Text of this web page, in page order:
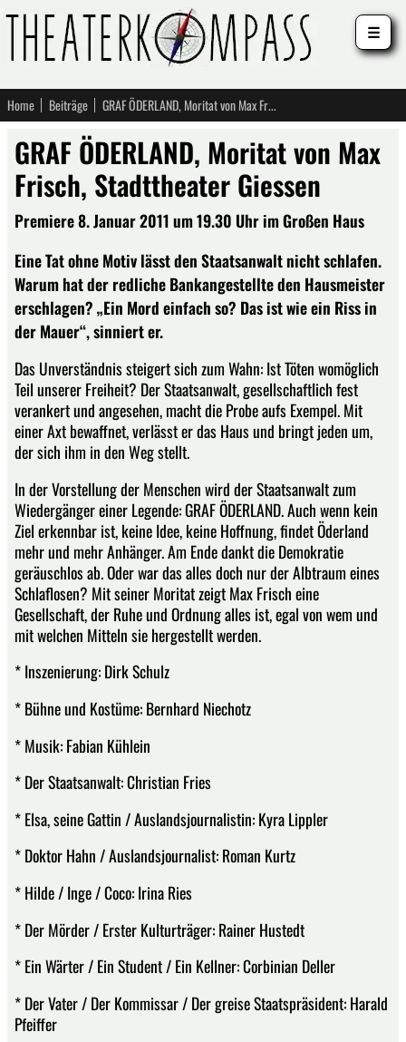
Home Beiträge GRAF ÖDERLAND, Moritat von Max Frisch, Stadttheater Giessen
GRAF ÖDERLAND, Moritat von Max
Frisch, Stadttheater Giessen
Premiere 8. Januar 2011 um 19.30 Uhr im Großen Haus
Eine Tat ohne Motiv lässt den Staatsanwalt nicht schlafen.
Warum hat der redliche Bankangestellte den Hausmeister
erschlagen? „Ein Mord einfach so? Das ist wie ein Riss in
der Mauer“, sinniert er.
Das Unverständnis steigert sich zum Wahn: Ist Töten womöglich
Teil unserer Freiheit? Der Staatsanwalt, gesellschaftlich fest
verankert und angesehen, macht die Probe aufs Exempel. Mit
einer Axt bewaffnet, verlässt er das Haus und bringt jeden um,
der sich ihm in den Weg stellt.
In der Vorstellung der Menschen wird der Staatsanwalt zum
Wiedergänger einer Legende: GRAF ÖDERLAND. Auch wenn kein
Ziel erkennbar ist, keine Idee, keine Hoffnung, findet Öderland
mehr und mehr Anhänger. Am Ende dankt die Demokratie
geräuschlos ab. Oder war das alles doch nur der Albtraum eines
Schlaflosen? Mit seiner Moritat zeigt Max Frisch eine
Gesellschaft, der Ruhe und Ordnung alles ist, egal von wem und
mit welchen Mitteln sie hergestellt werden.
* Inszenierung: Dirk Schulz
* Bühne und Kostüme: Bernhard Niechotz
* Musik: Fabian Kühlein
* Der Staatsanwalt: Christian Fries
* Elsa, seine Gattin / Auslandsjournalistin: Kyra Lippler
* Doktor Hahn / Auslandsjournalist: Roman Kurtz
* Hilde / Inge / Coco: Irina Ries
* Der Mörder / Erster Kulturträger: Rainer Hustedt
* Ein Wärter / Ein Student / Ein Kellner: Corbinian Deller
* Der Vater / Der Kommissar / Der greise Staatspräsident: Harald
Pfeiffer
☰